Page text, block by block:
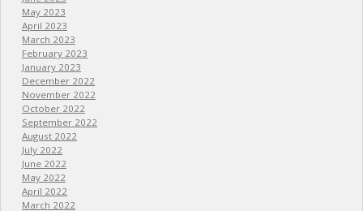
May 2023
April 2023
March 2023
February 2023
January 2023
December 2022
November 2022
October 2022
September 2022
August 2022
July 2022
June 2022
May 2022
April 2022
March 2022